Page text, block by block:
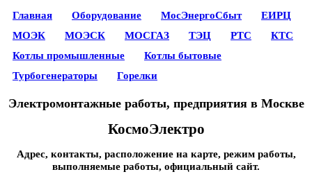
Главная Оборудование МосЭнергоСбыт
ЕИРЦ
МОЭК
МОЭСК МОСГАЗ ТЭЦ РТС
КТС
Котлы промышленные
Котлы бытовые
Турбогенераторы
Горелки
Электромонтажные работы, предприятия в Москве
КосмоЭлектро
Адрес, контакты, расположение на карте, режим работы,
выполняемые работы, официальный сайт.